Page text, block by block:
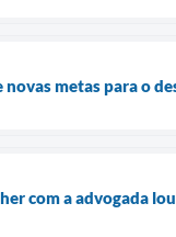
metas para o
com a advogada